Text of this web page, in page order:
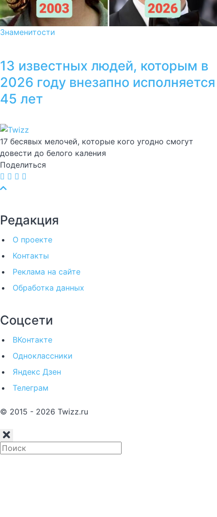
Знаменитости
13 известных людей, которым в
2026 году внезапно исполняется
45 лет
17 бесявых мелочей, которые кого угодно смогут
довести до белого каления
Поделиться
Редакция
О проекте
Контакты
Реклама на сайте
Обработка данных
Соцсети
ВКонтакте
Одноклассники
Яндекс Дзен
Телеграм
© 2015 - 2026 Twizz.ru